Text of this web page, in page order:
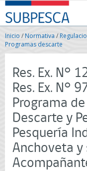
Contenido
principal
SUBPESCA
-
Subsecretaría
de
Pesca
Acuicultura
Gobierno
de
Chile
Inicio /Normativa /
Programas descarte
Res. Ex. N°
Res. Ex. N°
Programa
Descarte y
Pesquería
Anchoveta y